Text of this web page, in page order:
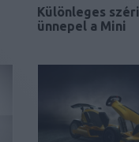
Különleges
ünnepel a Mini